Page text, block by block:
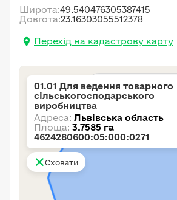
Широта:49.540476305387415
Довгота:23.16303055512378
Перехід на кадастрову карту
Карта
01.01 Для ведення товарного
сільськогосподарського
виробництва
Адреса: Львівська область
Площа: 3.7585 га
4624280600:05:000:0271
Сховати